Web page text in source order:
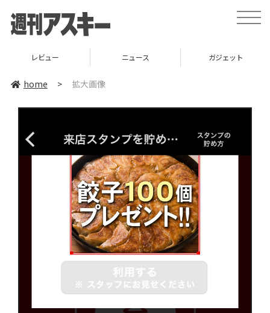
toggle
レビュー ニュース ガジェット
home > 拡大画像